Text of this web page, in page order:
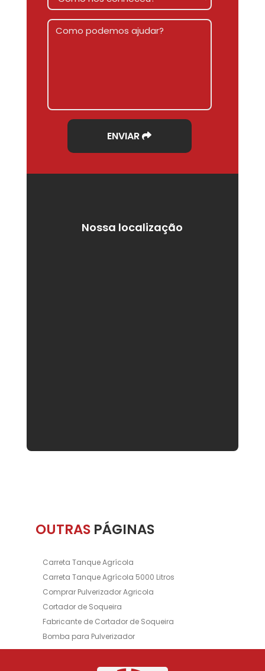
Nossa localização
ENVIAR
OUTRAS PÁGINAS
Carreta Tanque Agrícola
Carreta Tanque Agrícola 5000 Litros
Comprar Pulverizador Agricola
Cortador de Soqueira
Fabricante de Cortador de Soqueira
Bomba para Pulverizador
Aplicador Inoculante
Inoculante
Fabricante de Tanque de Inoculante